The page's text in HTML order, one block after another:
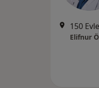
Elifnur